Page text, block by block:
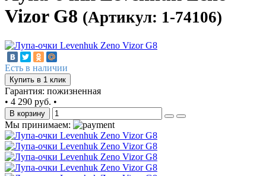
Vizor G8 (Артикул: 1-74106)
Есть в наличии
Купить в 1 клик
Гарантия: пожизненная
• 4 290 руб. •
В корзину
Мы принимаем: